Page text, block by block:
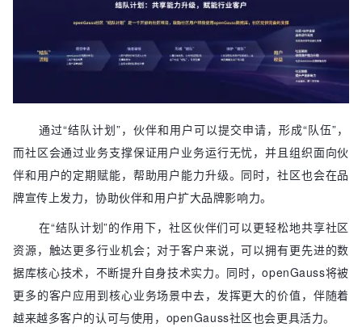
通过“结队计划”，伙伴和用户可以提交申请，形成“队伍”，
而社区会通过业务支撑保证用户业务运行无忧，并且组织面向伙
伴和用户的定期赋能，帮助用户能力升级。同时，社区也会在品
牌宣传上发力，协助伙伴和用户扩大品牌影响力。
在“结队计划”的作用下，社区伙伴们可以更轻松地共享社区
资源，触达更多行业机会；对于客户来说，可以拥有更先进的数
据库核心技术，不断提升自身技术实力。同时，openGauss将被
更多的客户应用到核心业务场景中去，发挥更大的价值，伴随着
越来越多客户的认可与使用，openGauss社区也会更具活力。